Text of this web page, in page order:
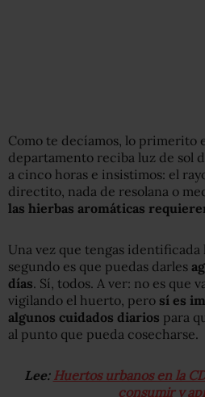
Como te decíamos, lo primerito
departamento reciba luz de sol
a cinco horas e insistimos: el
directito, nada de resolana o
las hierbas aromáticas
Una vez que tengas
segundo es que puedas darles
días. Sí, todos. A ver: no es que
vigilando el huerto, pero sí es
algunos cuidados diarios para
al punto que pueda cosecharse.
Lee: Huertos urbanos en la
consumir y